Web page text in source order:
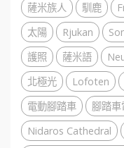
薩米族人
馴鹿
太陽
Rjukan
護照
薩米語
北極光
Lofoten
電動腳踏車
腳踏
Nidaros Cathedral